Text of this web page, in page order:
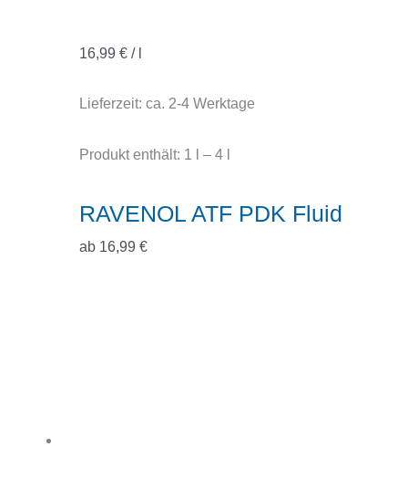
16,99 €/
Lieferzeit: ca. 2-4 Werktage
Produkt enthält: 1 – 4
RAVENOL ATF PDK Fluid
ab 16,99 €